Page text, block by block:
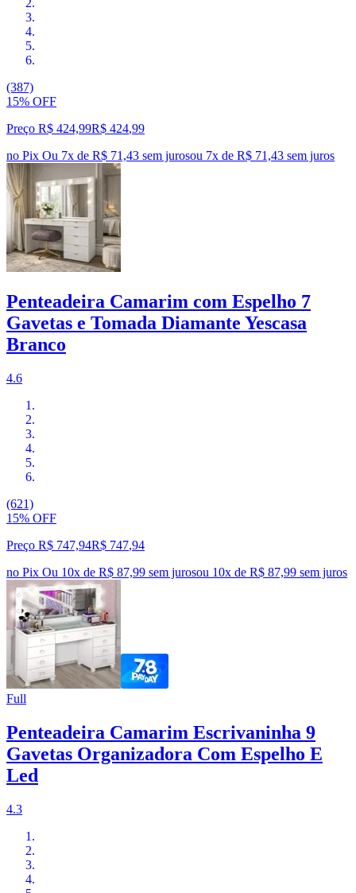
(387)
15% OFF
Preço R$ 424,99R$ 424,99
no Pix Ou 7x de R$ 71,43 sem jurosou 7x de R$ 71,43 sem juros
Penteadeira Camarim com Espelho 7
Gavetas e Tomada Diamante Yescasa
Branco
4.6
(621)
15% OFF
Preço R$ 747,94R$ 747,94
no Pix Ou 10x de R$ 87,99 sem jurosou 10x de R$ 87,99 sem juros
Full
Penteadeira Camarim Escrivaninha 9
Gavetas Organizadora Com Espelho E
Led
4.3